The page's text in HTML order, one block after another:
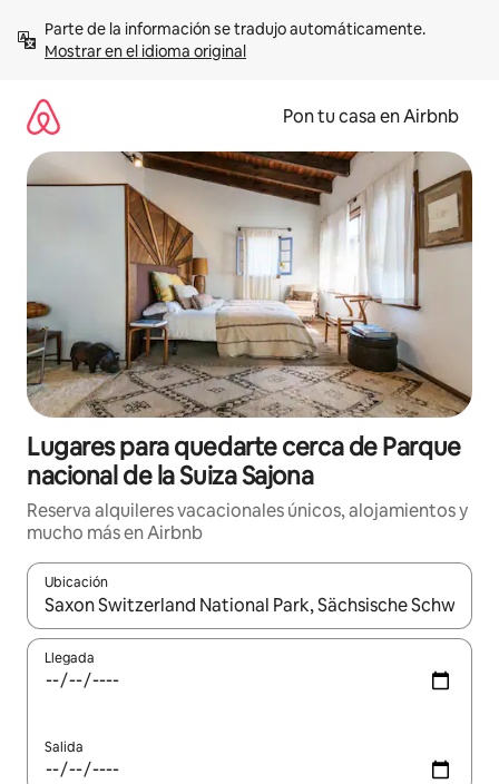
contenidoMostrar en el idioma original
Pon tu casa en Airbnb
Lugares para quedarte cerca de Parque
nacional de la Suiza Sajona
Reserva alquileres vacacionales únicos, alojamientos y
mucho más en Airbnb
Ubicación
Cuando los resultados estén disponibles, navega con las
Llegada
Salida